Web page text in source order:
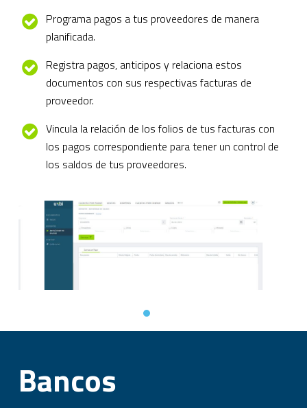
Programa pagos a tus proveedores de manera
planificada.
Registra pagos, anticipos y relaciona estos
documentos con sus respectivas facturas de
proveedor.
Vincula la relación de los folios de tus facturas con
los pagos correspondiente para tener un control de
los saldos de tus proveedores.
Bancos